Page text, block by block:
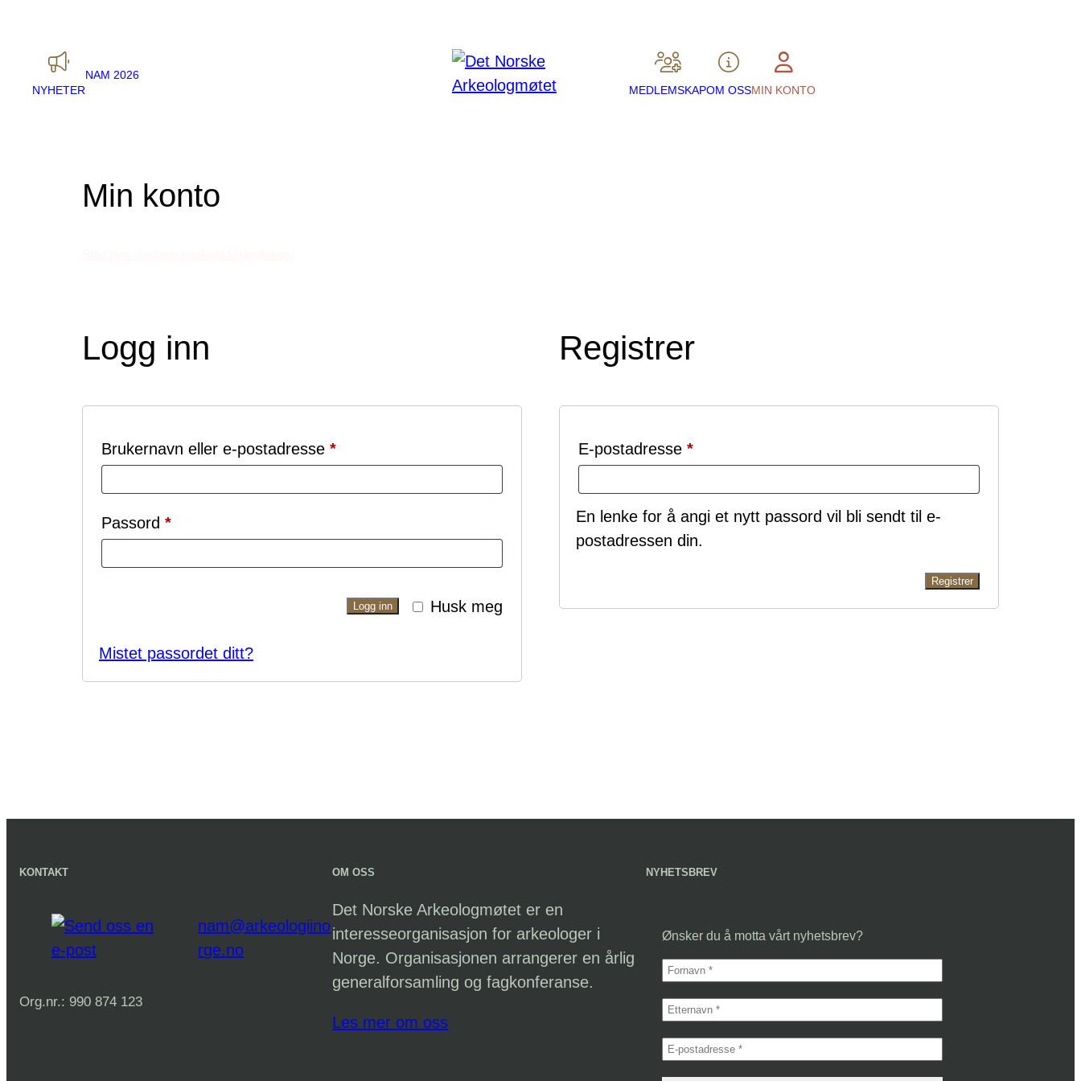
innhold
NYHETER
NAM 2026
MEDLEMSKAPOM OSSMIN KONTO
Min konto
Logg inn
Brukernavn eller e-postadresse *Påkrevd
Passord *Påkrevd
Husk meg
Logg inn
Mistet passordet ditt?
Registrer
E-postadresse *Påkrevd
En lenke for å angi et nytt passord vil bli sendt til e-
postadressen din.
Registrer
KONTAKT
nam@arkeologiino
rge.no
Org.nr.: 990 874 123
OM OSS
Det Norske Arkeologmøtet er en
interesseorganisasjon for arkeologer i
Norge. Organisasjonen arrangerer en årlig
generalforsamling og fagkonferanse.
Les mer om oss
NYHETSBREV
Ønsker du å motta vårt nyhetsbrev?